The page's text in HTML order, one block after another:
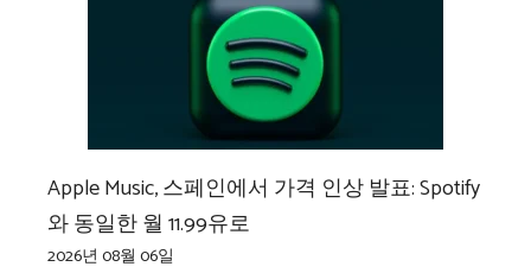
Apple Music, 스페인에서 가격 인상 발표: Spotify
와 동일한 월 11.99유로
2026년 08월 06일